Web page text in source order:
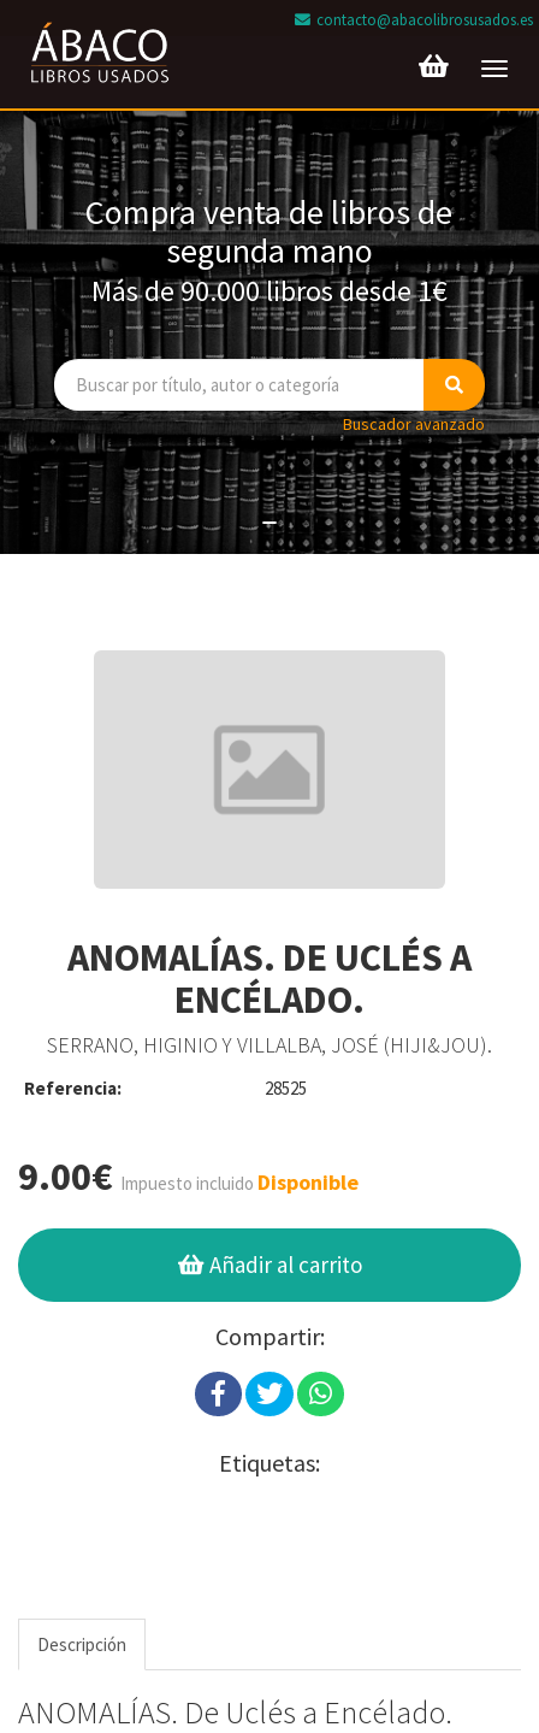
contacto@abacolibrosusados.es
Compra venta de libros de
segunda mano
Más de 90.000 libros desde 1€
Buscador avanzado
ANOMALÍAS. DE UCLÉS A
ENCÉLADO.
SERRANO, HIGINIO Y VILLALBA, JOSÉ (HIJI&JOU).
Referencia: 28525
9.00€ Impuesto incluido Disponible
Añadir al carrito
Compartir:
Etiquetas:
Descripción
ANOMALÍAS. De Uclés a Encélado.